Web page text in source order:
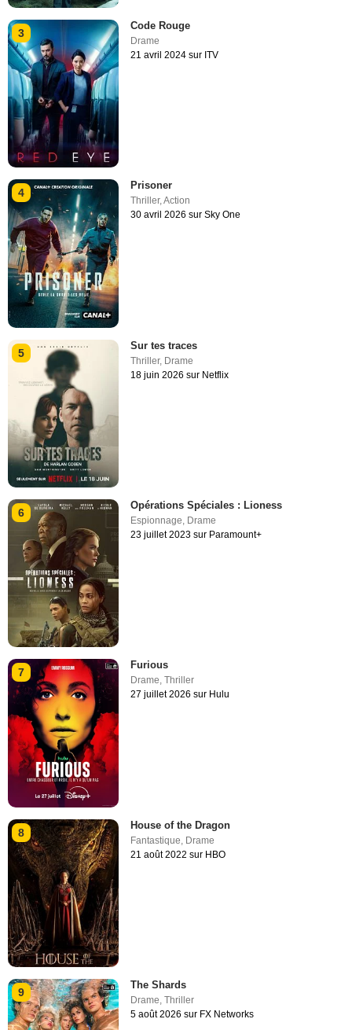
3
Code Rouge
Drame
21 avril 2024 sur ITV
4
Prisoner
Thriller,Action
30 avril 2026 sur Sky One
5
Sur tes traces
Thriller, Drame
18 juin 2026 sur Netflix
6
Opérations Spéciales : Lioness
Espionnage, Drame
23 juillet 2023 sur Paramount+
7
Furious
Drame,Thriller
27 juillet 2026 sur Hulu
8
House of the Dragon
Fantastique Drame
21 août 2022 sur HBO
9
The Shards
Drame,Thriller
5 août 2026 sur FX Networks